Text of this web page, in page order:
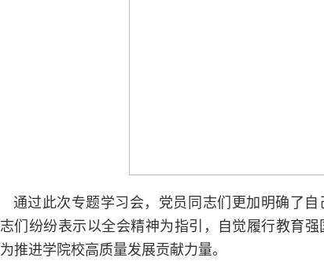
通过此次专题学习会，党员同志们更加明确了自
志们纷纷表示以全会精神为指引，自觉履行教育强
为推进学院校高质量发展贡献力量。